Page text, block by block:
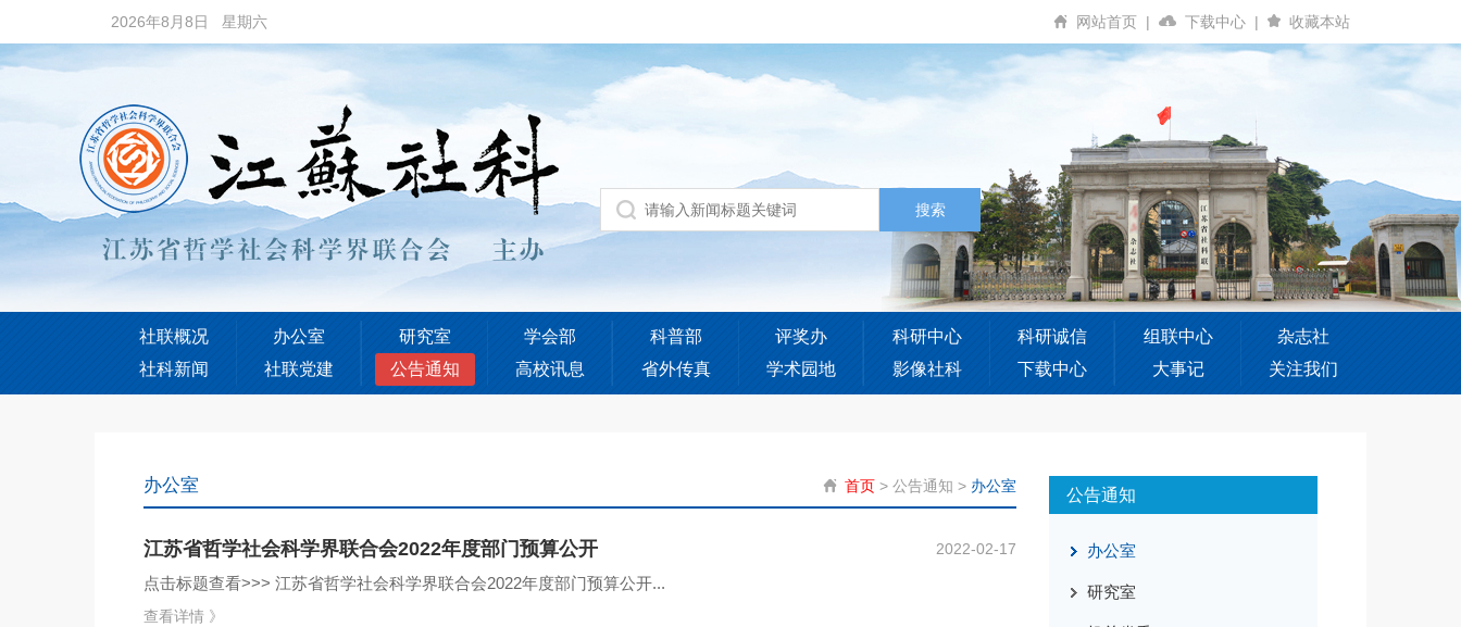
2026年8月8日 星期六 网站首页 | 下载中心 | 收藏本站
社联概况 办公室 研究室 学会部 科普部 评奖办 科研中心 科研诚信 组联中心
杂志社
社科新闻
社联党建 公告通知 高校讯息 省外传真 学术园地 影像社科 下载中心 大事记 关注我们
办公室 首页> 公告通知 > 办公室
2022-02-17
江苏省哲学社会科学界联合会2022年度部门预算公开
点击标题查看>>> 江苏省哲学社会科学界联合会2022年度部门预算公开...
查看详情 》
公告通知
办公室
研究室